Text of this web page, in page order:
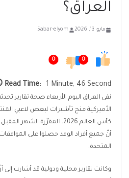
العراق؟
مايو 13, 2026 5abar-elyom
0
0
Read Time: 1 Minute, 46 Second
نفى العراق اليوم الأربعاء صحة
الأميركية منح تأشيرات لبعض لاعبي
كأس العالم 2026، المقرّرة
أنّ جميع أفراد الوفد حصلوا على
المتحدة.
وكانت تقارير محلية ودولية قد أشارت إلى